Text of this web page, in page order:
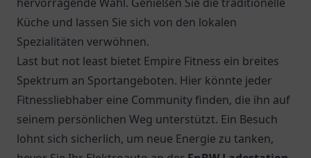
Küche und lassen Sie sich von den lokalen
Spezialitäten verwöhnen.
Last but not least bietet Empire Fitness ein breites
Spektrum an Sportangeboten. Hier könnte jeder
Fitnessliebhaber eine Community finden, die ihn auf
seinem persönlichen Weg unterstützt. Ein Besuch
lohnt sich sicherlich, um neue Energie zu tanken,